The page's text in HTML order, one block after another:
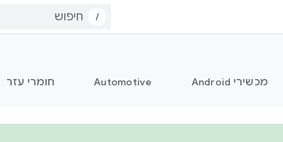
/
מכשירי Android Automotive חומרי עזר